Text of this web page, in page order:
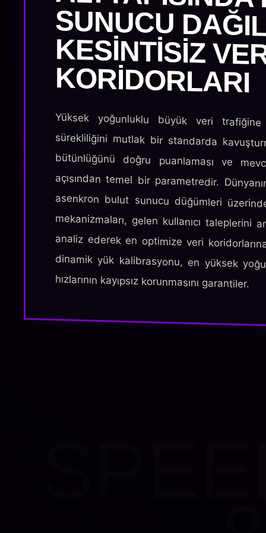
KORIDORLARI
Yüksek yoğunluklu büyük veri
sürekliliğini mutlak bir standarda
bütünlüğünü doğru puanlaması ve
açısından temel bir parametredir.
asenkron bulut sunucu düğümleri
mekanizmaları, gelen kullanıcı taleplerini
analiz ederek en optimize veri
dinamik yük kalibrasyonu, en yüksek
hızlarının kayıpsız korunmasını garantiler.